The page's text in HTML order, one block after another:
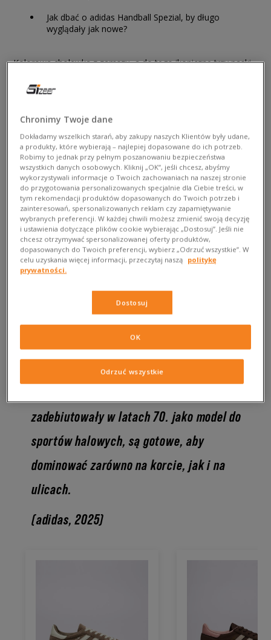
Jak dbać o adidas Handball Spezial, by długo
wyglądały jak nowe?
Kolorowa cholewka z zamszu, a do tego ikoniczne trzy paski
przeznaczona do gry na murawie, a obecnie gotowa na
pytanie:jak czyścić adidas Spezial, aby móc jak najdłużej
cieszyć się ich kultowym designem?
Sprawdź. Przygotuj
niezbędne akcesoria do pielęgnacji zamszu i do dzieła.
Kultowy design: konstrukcja
Sneakersy adidas Handball Spezial to niekwestionowany
klasyk. Cienka gumowa podeszwa i wkładka Ortholite to
oczywiste atuty, kiedy w grę wchodzi komfort. Prawdziwym
znakiem rozpoznawczym pozostaje jednak ich zamszowa
zadebiutowały w latach 70. jako model do
sportów halowych, są gotowe, aby
dominować zarówno na korcie, jak i na
ulicach.
(adidas, 2025)
Chronimy Twoje dane
Dokładamy wszelkich starań, aby zakupy naszych Klientów były udane,
a produkty, które wybierają – najlepiej dopasowane do ich potrzeb.
Robimy to jednak przy pełnym poszanowaniu bezpieczeństwa
wszystkich danych osobowych. Kliknij „OK”, jeśli chcesz, abyśmy
wykorzystywali informacje o Twoich zachowaniach na naszej stronie
do przygotowania personalizowanych specjalnie dla Ciebie treści, w
tym rekomendacji produktów dopasowanych do Twoich potrzeb i
zainteresowań, spersonalizowanych reklam czy zapamiętywanie
wybranych preferencji. W każdej chwili możesz zmienić swoją decyzję
i ustawienia dotyczące plików cookie wybierając „Dostosuj”. Jeśli nie
chcesz otrzymywać spersonalizowanej oferty produktów,
dopasowanych do Twoich preferencji, wybierz „Odrzuć wszystkie”. W
celu uzyskania więcej informacji, przeczytaj naszą politykę
prywatności.
Dostosuj
Odrzuć wszystkie
OK